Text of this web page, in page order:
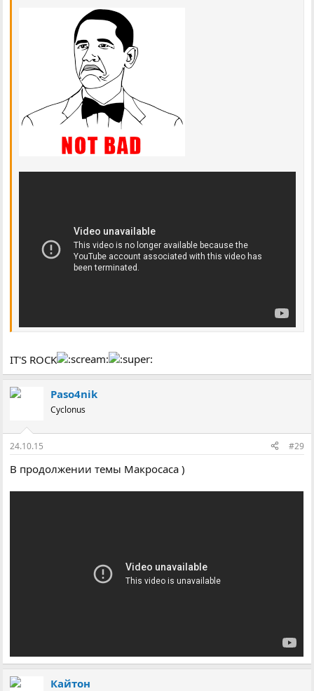
IT'S ROCK
Paso4nik
Cyclonus
24.10.15 #29
В продолжении темы Макросаса )
Кайтон